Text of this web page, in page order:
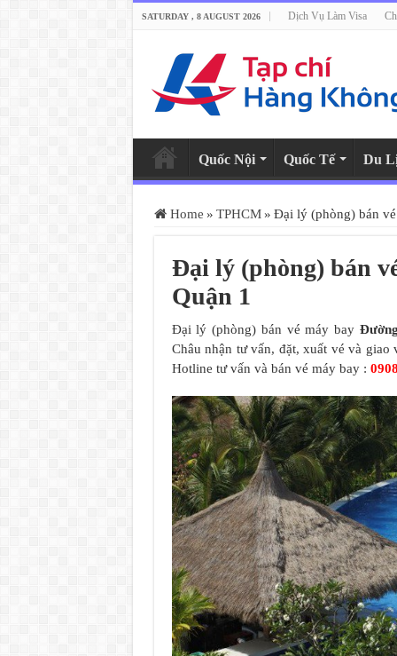
SATURDAY , 8 AUGUST 2026 Dịch Vụ Làm Visa
Quốc Nội Quốc Tế Du
Home » TPHCM » Đại lý (phòng) bán
Đại lý (phòng) bán
Quận 1
Đại lý (phòng) bán vé máy bay
Châu nhận tư vấn, đặt, xuất vé và
Hotline tư vấn và bán vé máy bay :